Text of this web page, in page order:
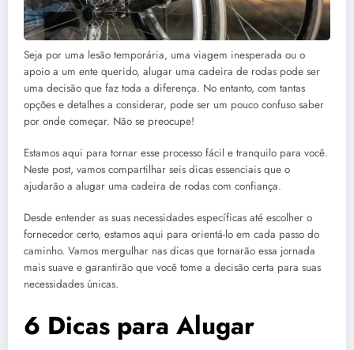
Seja por uma lesão temporária, uma viagem inesperada ou o
apoio a um ente querido, alugar uma cadeira de rodas pode ser
uma decisão que faz toda a diferença. No entanto, com tantas
opções e detalhes a considerar, pode ser um pouco confuso saber
por onde começar. Não se preocupe!
Estamos aqui para tornar esse processo fácil e tranquilo para você.
Neste post, vamos compartilhar seis dicas essenciais que o
ajudarão a alugar uma cadeira de rodas com confiança.
Desde entender as suas necessidades específicas até escolher o
fornecedor certo, estamos aqui para orientá-lo em cada passo do
caminho. Vamos mergulhar nas dicas que tornarão essa jornada
mais suave e garantirão que você tome a decisão certa para suas
necessidades únicas.
6 Dicas para Alugar